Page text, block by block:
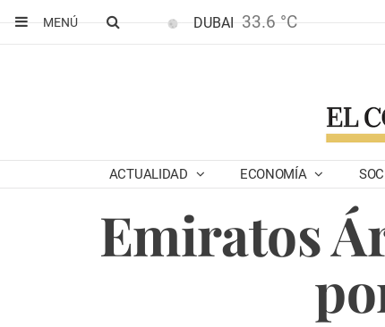
MENÚ
DUBAI 33.6 °C
ACTUALIDAD ECONOMÍA
Emiratos